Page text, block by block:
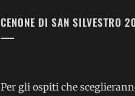
CENONE DI SAN SILVESTRO
Per gli ospiti che